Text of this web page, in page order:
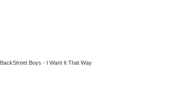
BackStreet Boys - I Want It That Way